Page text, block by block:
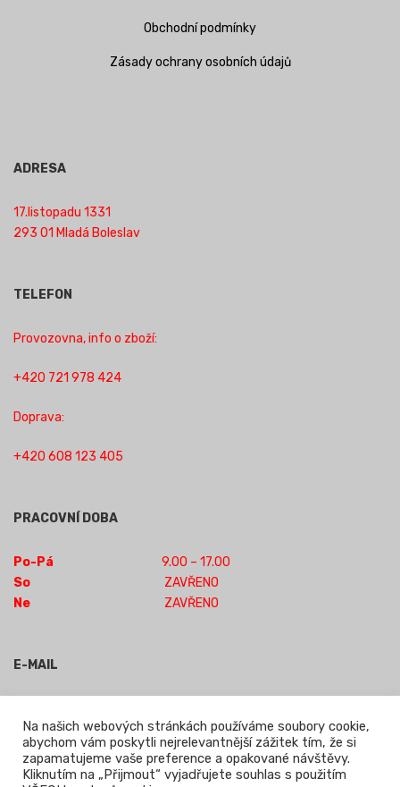
Obchodní podmínky
Zásady ochrany osobních údajů
ADRESA
17.listopadu 1331
293 01 Mladá Boleslav
TELEFON
Provozovna, info o zboží:
+420 721 978 424
Doprava:
+420 608 123 405
PRACOVNÍ DOBA
Po-Pá
9.00 – 17.00
So
ZAVŘENO
Ne
ZAVŘENO
E-MAIL
Powered by WordPress|Theme:Letoby aThemes.
Na našich webových stránkách používáme soubory cookie,
abychom vám poskytli nejrelevantnější zážitek tím, že si
zapamatujeme vaše preference a opakované návštěvy.
Kliknutím na „Přijmout“ vyjadřujete souhlas s použitím